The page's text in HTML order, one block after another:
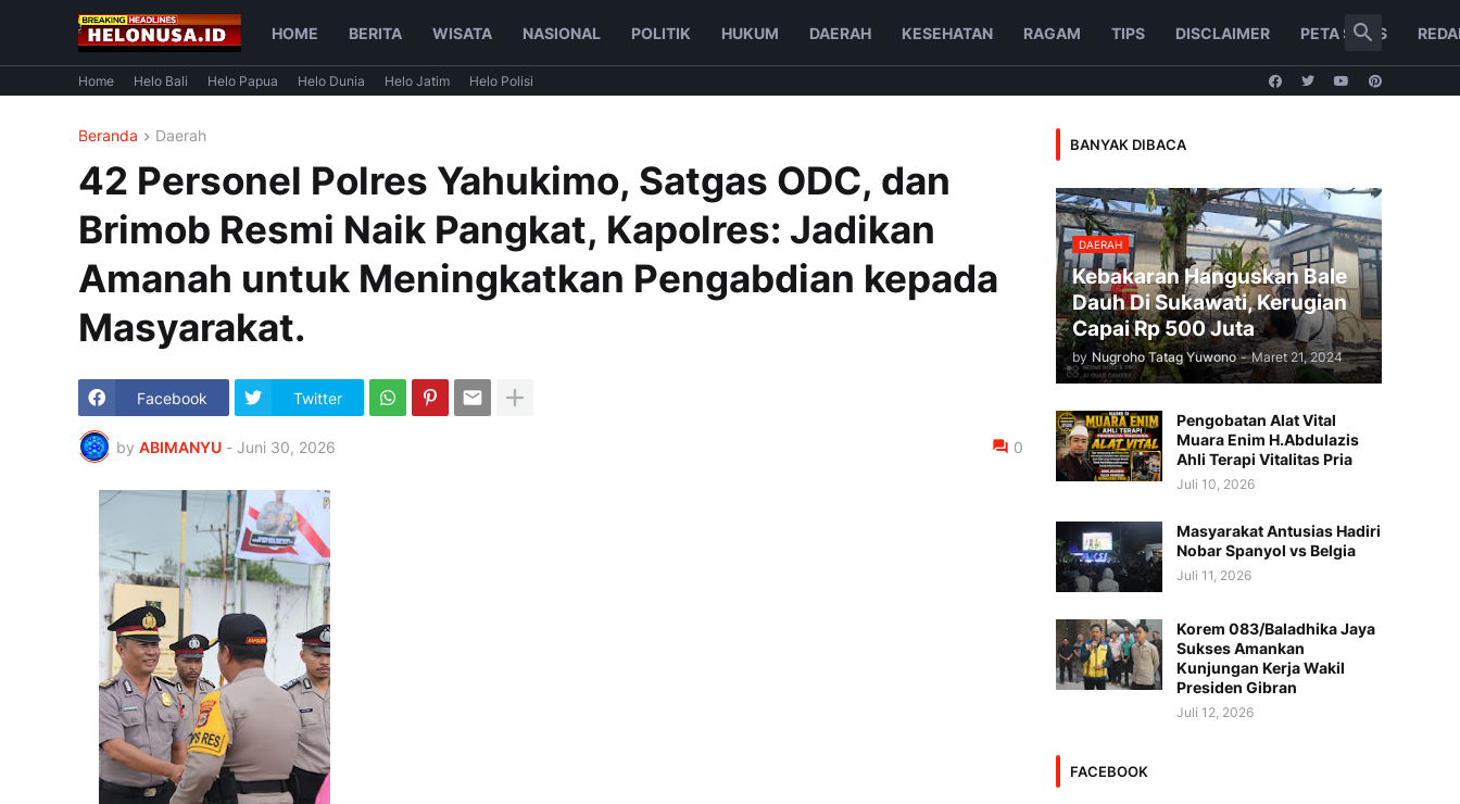
HOME BERITA WISATA NASIONAL POLITIK HUKUM DAERAH KESEHATAN RAGAM TIPS DISCLAIMER PETA SITUS
Home Helo Bali Helo Papua Helo Dunia Helo Jatim Helo Polisi
Beranda Daerah
42 Personel Polres Yahukimo, Satgas ODC, dan
Brimob Resmi Naik Pangkat, Kapolres: Jadikan
Amanah untuk Meningkatkan Pengabdian kepada
Masyarakat. ‎
Facebook Twitter
by ABIMANYU - Juni 30, 2026 0
BANYAK DIBACA
DAERAH
Kebakaran Hanguskan Bale
Dauh Di Sukawati, Kerugian
Capai Rp 500 Juta
by Nugroho Tatag Yuwono - Maret 21, 2024
Pengobatan Alat Vital
Muara Enim H.Abdulazis
Ahli Terapi Vitalitas Pria
Juli 10, 2026
Masyarakat Antusias Hadiri
Nobar Spanyol vs Belgia
Juli 11, 2026
Korem 083/Baladhika Jaya
Sukses Amankan
Kunjungan Kerja Wakil
Presiden Gibran
Juli 12, 2026
FACEBOOK